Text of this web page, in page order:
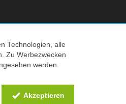
© 2026 Tecedo
Technologien, alle
Zu Werbezwecken
werden.
Akzeptieren